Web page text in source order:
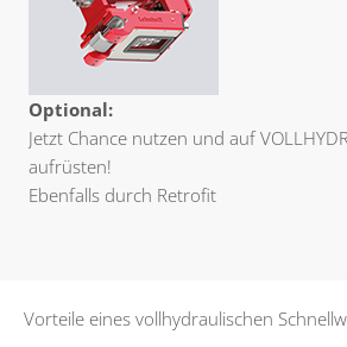
Optional:
Jetzt Chance nutzen und auf
aufrüsten!
Ebenfalls durch Retrofit
Vorteile eines vollhydraulischen